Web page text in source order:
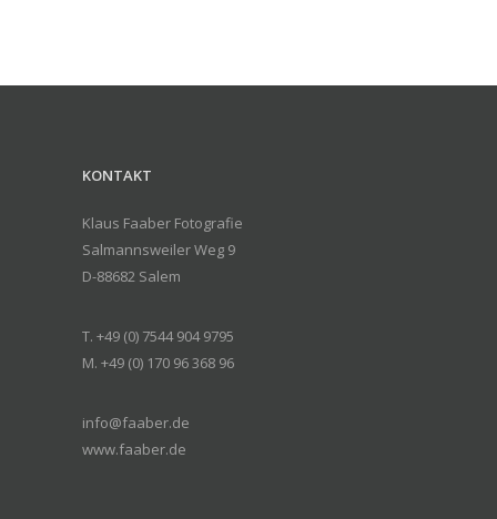
KONTAKT
Klaus Faaber Fotografie
Salmannsweiler Weg 9
D-88682 Salem
T. +49 (0) 7544 904 9795
M. +49 (0) 170 96 368 96
info@faaber.de
www.faaber.de